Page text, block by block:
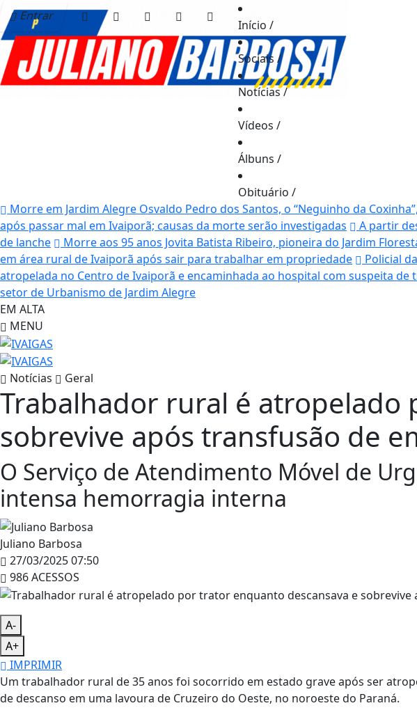
Entrar
Início /
Sociais /
Notícias/
Vídeos /
Álbuns /
Obituário /
Morre em Jardim Alegre Osvaldo Pedro dos Santos, o “Neguinho da
após passar mal em Ivaiporã; causas da morte serão investigadas
A partir
de lanche
Morre aos 95 anos Jovita Batista Ribeiro, pioneira do Jardim
em área rural de Ivaiporã após sair para trabalhar em propriedade
Policial
atropelada no Centro de Ivaiporã e encaminhada ao hospital com suspeita de
setor de Urbanismo de Jardim Alegre
EM ALTA
MENU
Notícias Geral
Trabalhador rural é atropelado
sobrevive após transfusão de
O Serviço de Atendimento Móvel de
intensa hemorragia interna
Juliano Barbosa
27/03/2025 07:50
986 ACESSOS
A-
A+
IMPRIMIR
Um trabalhador rural de 35 anos foi socorrido em estado grave após ser
de descanso em uma lavoura de Cruzeiro do Oeste, no noroeste do Paraná.